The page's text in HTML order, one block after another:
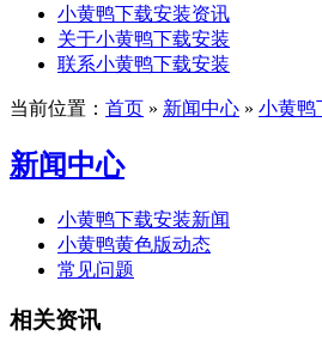
小黄鸭下载安装资讯
关于小黄鸭下载安装
联系小黄鸭下载安装
当前位置： 首页 » 新闻中心 » 小黄鸭
新闻中心
小黄鸭下载安装新闻
小黄鸭黄色版动态
常见问题
相关资讯